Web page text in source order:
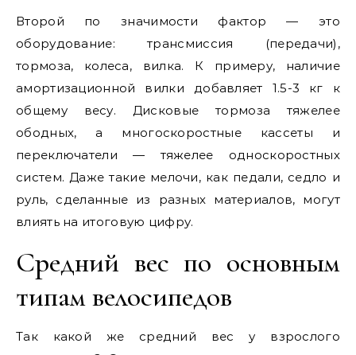
Второй по значимости фактор — это
оборудование: трансмиссия (передачи),
тормоза, колеса, вилка. К примеру, наличие
амортизационной вилки добавляет 1.5-3 кг к
общему весу. Дисковые тормоза тяжелее
ободных, а многоскоростные кассеты и
переключатели — тяжелее односкоростных
систем. Даже такие мелочи, как педали, седло и
руль, сделанные из разных материалов, могут
влиять на итоговую цифру.
Средний вес по основным
типам велосипедов
Так какой же средний вес у взрослого